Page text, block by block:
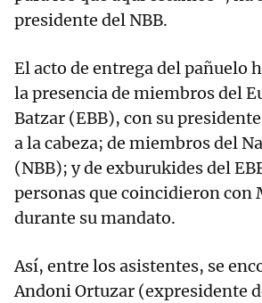
presidente del NBB.
El acto de entrega del pañuelo
la presencia de miembros del
Batzar (EBB), con su
a la cabeza; de miembros del
(NBB); y de exburukides del
personas que coincidieron con
durante su mandato.
Así, entre los asistentes, se
Andoni Ortuzar (expresidente